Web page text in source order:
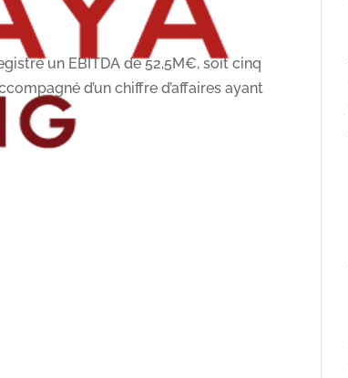
un EBITDA de 52,5M€, soit cinq
d’un chiffre d’affaires ayant